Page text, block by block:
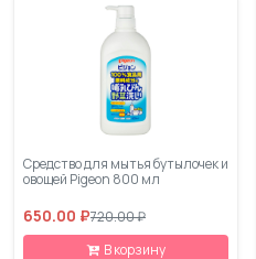
Средство для мытья бутылочек и
овощей Pigeon 800 мл
650.00 ₽720.00 ₽
В корзину